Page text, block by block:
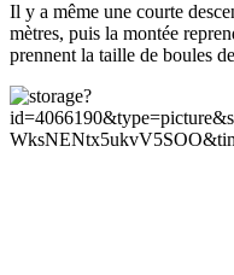
Il y a même une courte
mètres, puis la montée
prennent la taille de boules